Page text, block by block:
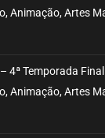
Animação, Artes
4ª Temporada Final
Animação, Artes